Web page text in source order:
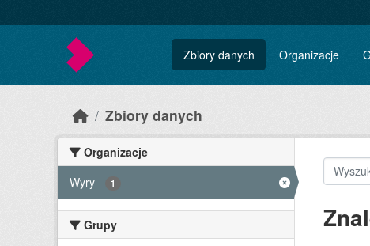
Zbiory danych Organizacje
Zbiory danych
Organizacje
Wyry - 1
Grupy